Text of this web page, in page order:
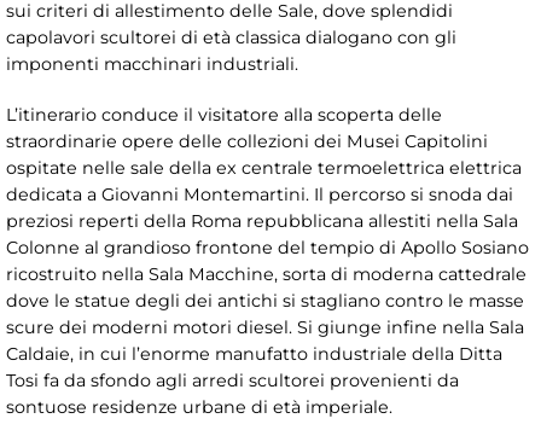
sui criteri di allestimento delle Sale, dove splendidi
capolavori scultorei di età classica dialogano con gli
imponenti macchinari industriali.
L’itinerario conduce il visitatore alla scoperta delle
straordinarie opere delle collezioni dei Musei Capitolini
ospitate nelle sale della ex centrale termoelettrica elettrica
dedicata a Giovanni Montemartini. Il percorso si snoda dai
preziosi reperti della Roma repubblicana allestiti nella Sala
Colonne al grandioso frontone del tempio di Apollo Sosiano
ricostruito nella Sala Macchine, sorta di moderna cattedrale
dove le statue degli dei antichi si stagliano contro le masse
scure dei moderni motori diesel. Si giunge infine nella Sala
Caldaie, in cui l’enorme manufatto industriale della Ditta
Tosi fa da sfondo agli arredi scultorei provenienti da
sontuose residenze urbane di età imperiale.